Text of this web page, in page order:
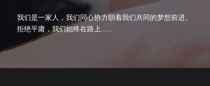
我们是一家人，我们同心协力朝着我们共同的梦想前进。
拒绝平庸，我们始终在路上......